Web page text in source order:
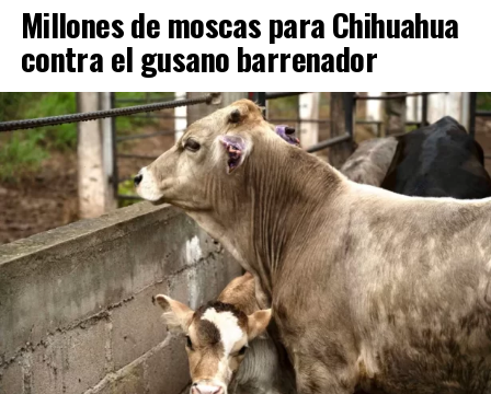
Millones de moscas para Chihuahua
contra el gusano barrenador